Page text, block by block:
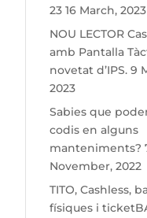
23 16 March, 2023
NOU LECTOR
amb Pantalla
novetat d’IPS. 9
2023
Sabies que
codis en alguns
manteniments?
November, 2022
TITO, Cashless,
físiques i